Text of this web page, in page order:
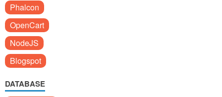
Phalcon
OpenCart
NodeJS
Blogspot
DATABASE